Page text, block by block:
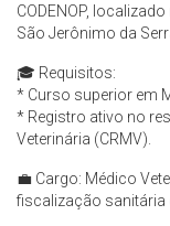
CODENOP,
São Jerônimo da
🎓 Requisitos:
* Curso superior em
* Registro ativo no
Veterinária (CRMV).
💼 Cargo: Médico
fiscalização sanitária